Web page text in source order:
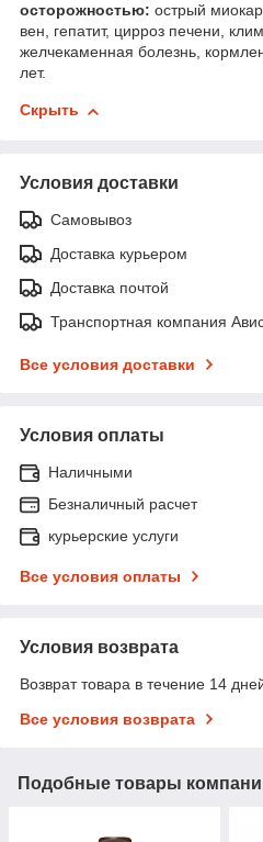
осторожностью: острый
вен, гепатит, цирроз печени,
желчекаменная болезнь,
лет.
Скрыть
Условия доставки
Самовывоз
Доставка курьером
Доставка почтой
Транспортная компания
Все условия доставки
Условия оплаты
Наличными
Безналичный расчет
курьерские услуги
Все условия оплаты
Условия возврата
Возврат товара в течение 14
Все условия возврата
Подобные товары